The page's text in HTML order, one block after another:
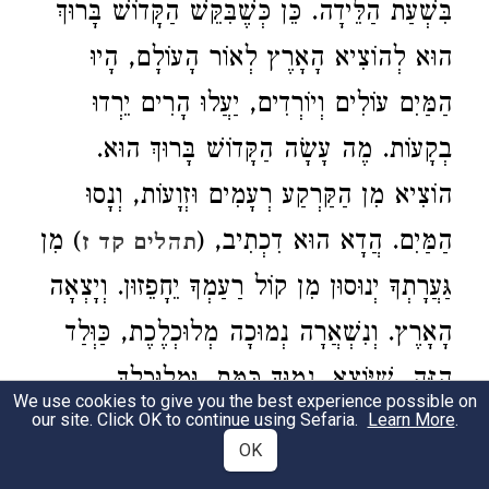
בִּשְׁעַת הַלֵּידָה. כֵּן כְּשֶׁבִּקֵּשׁ הַקָּדוֹשׁ בָּרוּךְ
הוּא לְהוֹצִיא הָאָרֶץ לְאוֹר הָעוֹלָם, הָיוּ
הַמַּיִם עוֹלִים וְיוֹרְדִים, יַעֲלוּ הָרִים יֵרְדוּ
בְקָעוֹת. מֶה עָשָׂה הַקָּדוֹשׁ בָּרוּךְ הוּא.
הוֹצִיא מִן הַקַּרְקַע רְעָמִים וּזְוָעוֹת, וְנָסוּ
הַמַּיִם. הֲדָא הוּא דִכְתִיב, (תהלים קד ז) מִן
גַּעֲרָתְךָ יְנוּסוּן מִן קוֹל רַעַמְךָ יֵחָפֵזוּן. וְיָצְאָה
הָאָרֶץ. וְנִשְׁאֲרָה נְמוּכָה מְלוּכְלֶכֶת, כַּוְּלַד
הַזֶּה, שֶׁיּוֹצֵא, נָמוּךְ כַּמֵּת, וּמְלוּכְלָךְ
מֵהַלֵּידָה.
We use cookies to give you the best experience possible on
our site. Click OK to continue using Sefaria. Learn More.
OK